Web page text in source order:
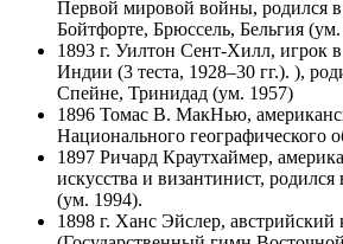
Первой мировой войны, родился в
Бойтфорте, Брюссель, Бельгия
1893 г. Уилтон Сент-Хилл, игрок
Индии (3 теста, 1928–30 гг.). ),
Спейне, Тринидад (ум. 1957)
1896 Томас В. МакНью,
Национального географического
1897 Ричард Краутхаймер,
искусства и византинист,
(ум. 1994).
1898 г. Ханс Эйслер, австрийский